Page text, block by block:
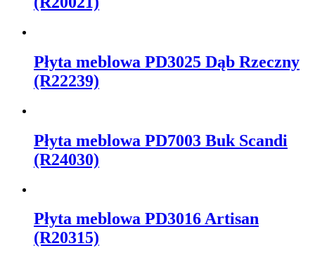
Płyta meblowa PD3025 Dąb Rzeczny
(R22239)
Płyta meblowa PD7003 Buk Scandi
(R24030)
Płyta meblowa PD3016 Artisan
(R20315)